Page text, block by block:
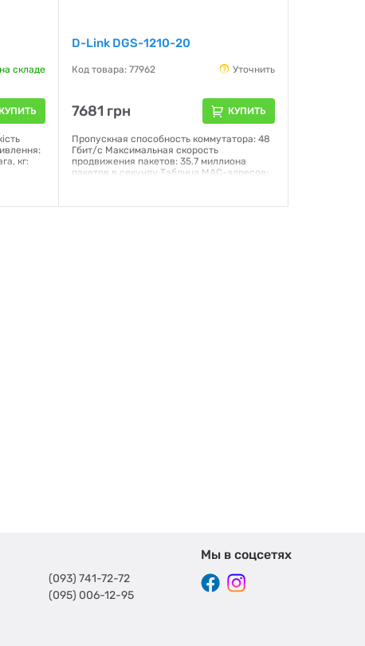
складе
КУПИТЬ
кг:
D-Link DGS-1210-20
Код товара: 77962 Уточнить
7681 грн КУПИТЬ
Пропускная способность коммутатора: 48
Гбит/c Максимальная скорость
продвижения пакетов: 35.7 миллиона
пакетов в секунду Таблица MAC-адресов:
forward
(093) 741-72-72
(095) 006-12-95
Мы в соцсетях